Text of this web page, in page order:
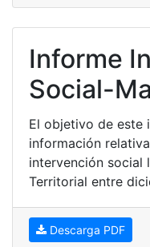
Informe
Social-
El objetivo de este
información
intervención social
Territorial entre
Descarga PDF